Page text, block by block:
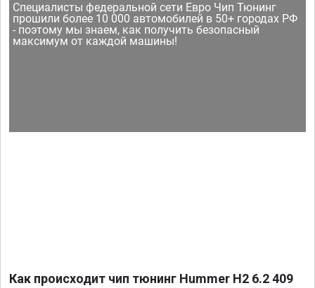
Специалисты федеральной сети Евро Чип Тюнинг
прошили более 10 000 автомобилей в 50+ городах РФ
- поэтому мы знаем, как получить безопасный
максимум от каждой машины!
Как происходит чип тюнинг Hummer H2 6.2 409